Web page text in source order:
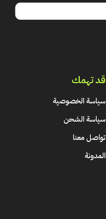
قد تهمك
سياسة الخصوصية
سياسة الشحن
تواصل معنا
المدونة